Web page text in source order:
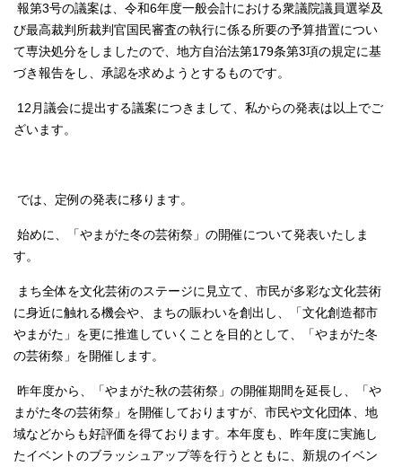
報第3号の議案は、令和6年度一般会計における衆議院議員選挙及
び最高裁判所裁判官国民審査の執行に係る所要の予算措置につい
て専決処分をしましたので、地方自治法第179条第3項の規定に基
づき報告をし、承認を求めようとするものです。
12月議会に提出する議案につきまして、私からの発表は以上でご
ざいます。
では、定例の発表に移ります。
始めに、「やまがた冬の芸術祭」の開催について発表いたしま
す。
まち全体を文化芸術のステージに見立て、市民が多彩な文化芸術
に身近に触れる機会や、まちの賑わいを創出し、「文化創造都市
やまがた」を更に推進していくことを目的として、「やまがた冬
の芸術祭」を開催します。
昨年度から、「やまがた秋の芸術祭」の開催期間を延長し、「や
まがた冬の芸術祭」を開催しておりますが、市民や文化団体、地
域などからも好評価を得ております。本年度も、昨年度に実施し
たイベントのブラッシュアップ等を行うとともに、新規のイベン